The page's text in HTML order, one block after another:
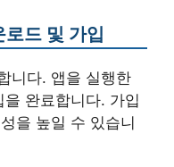
드 및 가입
니다. 앱을 실행한
완료합니다. 가입
을 높일 수 있습니